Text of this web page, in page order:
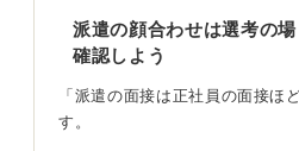
派遣の顔合わせは選考の
確認しよう
「派遣の面接は正社員の面接ほ
す。